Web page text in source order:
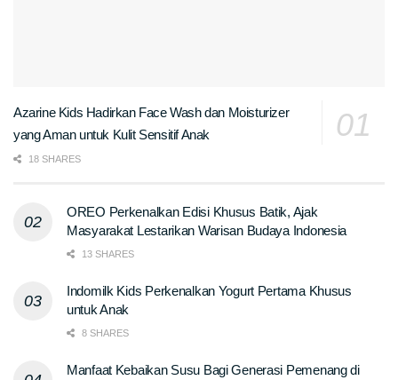
Azarine Kids Hadirkan Face Wash dan Moisturizer
yang Aman untuk Kulit Sensitif Anak
18 SHARES
OREO Perkenalkan Edisi Khusus Batik, Ajak
Masyarakat Lestarikan Warisan Budaya Indonesia
13 SHARES
Indomilk Kids Perkenalkan Yogurt Pertama Khusus
untuk Anak
8 SHARES
Manfaat Kebaikan Susu Bagi Generasi Pemenang di